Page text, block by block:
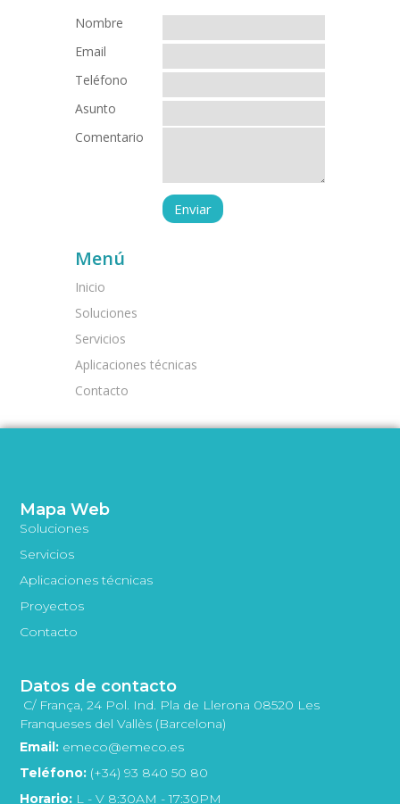
Nombre
Email
Teléfono
Asunto
Comentario
Menú
Inicio
Soluciones
Servicios
Aplicaciones técnicas
Contacto
Mapa Web
Soluciones
Servicios
Aplicaciones técnicas
Proyectos
Contacto
Datos de contacto
C/ França, 24 Pol. Ind. Pla de Llerona 08520 Les
Franqueses del Vallès (Barcelona)
Email: emeco@emeco.es
Teléfono: (+34) 93 840 50 80
Horario: L - V 8:30AM - 17:30PM